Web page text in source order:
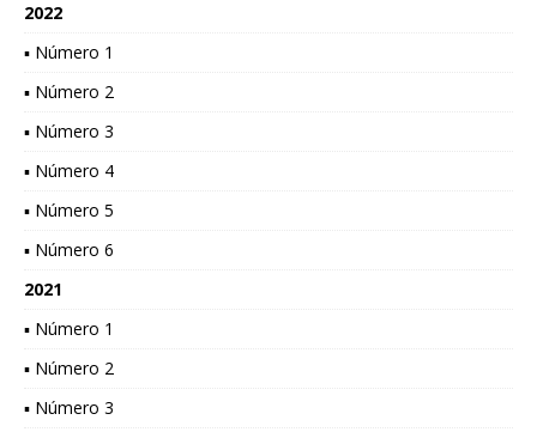
2022
▪ Número 1
▪ Número 2
▪ Número 3
▪ Número 4
▪ Número 5
▪ Número 6
2021
▪ Número 1
▪ Número 2
▪ Número 3